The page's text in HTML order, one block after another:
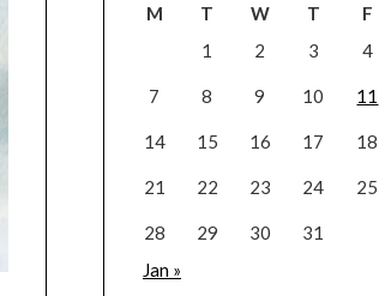
M T W T F
1
2 3 4
7 8 9 10 11
14 15 16 17 18
21 22 23 24 25
28 29 30
31
Jan »